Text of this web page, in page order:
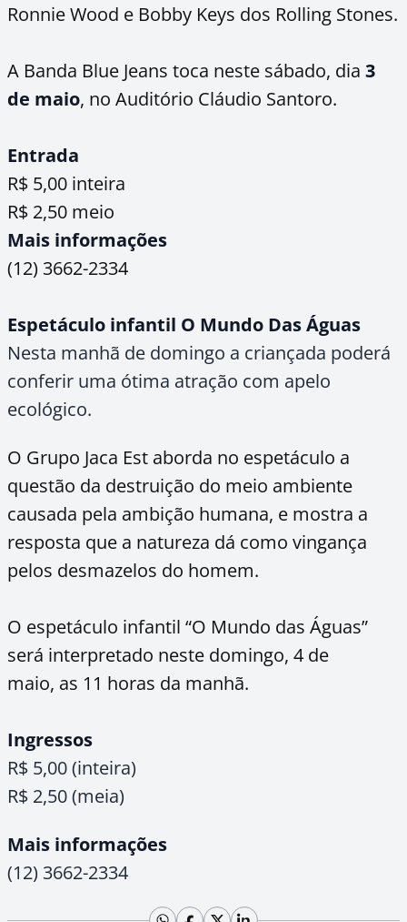
Ronnie Wood e Bobby Keys dos Rolling Stones.
A Banda Blue Jeans toca neste sábado, dia 3
de maio, no Auditório Cláudio Santoro.
Entrada
R$ 5,00 inteira
R$ 2,50 meio
Mais informações
(12) 3662-2334
Espetáculo infantil O Mundo Das Águas
Nesta manhã de domingo a criançada poderá
conferir uma ótima atração com apelo
ecológico.
O Grupo Jaca Est aborda no espetáculo a
questão da destruição do meio ambiente
causada pela ambição humana, e mostra a
resposta que a natureza dá como vingança
pelos desmazelos do homem.
O espetáculo infantil “O Mundo das Águas”
será interpretado neste domingo, 4 de
maio, as 11 horas da manhã.
Ingressos
R$ 5,00 (inteira)
R$ 2,50 (meia)
Mais informações
(12) 3662-2334